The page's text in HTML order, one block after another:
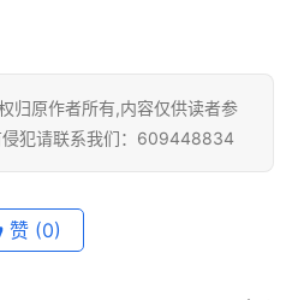
归原作者所有,内容仅供读者参
犯请联系我们：609448834
赞 (0)